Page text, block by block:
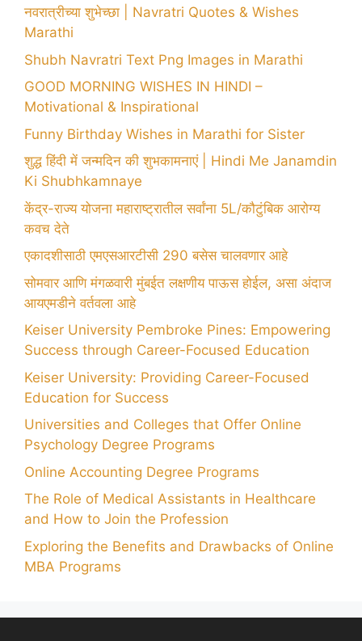
नवरात्रीच्या शुभेच्छा | Navratri Quotes & Wishes
Marathi
Shubh Navratri Text Png Images in Marathi
GOOD MORNING WISHES IN HINDI –
Motivational & Inspirational
Funny Birthday Wishes in Marathi for Sister
शुद्ध हिंदी में जन्मदिन की शुभकामनाएं | Hindi Me Janamdin
Ki Shubhkamnaye
केंद्र-राज्य योजना महाराष्ट्रातील सर्वांना 5L/कौटुंबिक आरोग्य
कवच देते
एकादशीसाठी एमएसआरटीसी 290 बसेस चालवणार आहे
सोमवार आणि मंगळवारी मुंबईत लक्षणीय पाऊस होईल, असा अंदाज
आयएमडीने वर्तवला आहे
Keiser University Pembroke Pines: Empowering
Success through Career-Focused Education
Keiser University: Providing Career-Focused
Education for Success
Universities and Colleges that Offer Online
Psychology Degree Programs
Online Accounting Degree Programs
The Role of Medical Assistants in Healthcare
and How to Join the Profession
Exploring the Benefits and Drawbacks of Online
MBA Programs